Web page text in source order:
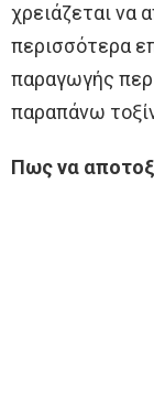
χρειάζεται να
περισσότερα
παραγωγής
παραπάνω
Πως να